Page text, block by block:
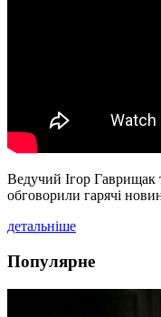
Ведучий Ігор Гаврищак
обговорили гарячі
детальніше
Популярне